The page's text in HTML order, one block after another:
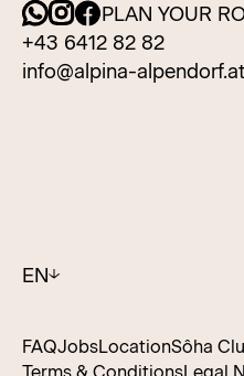
PLAN YOUR
+43 6412 82 82
info@alpina-alpendorf.at
EN
FAQJobsLocationSôha